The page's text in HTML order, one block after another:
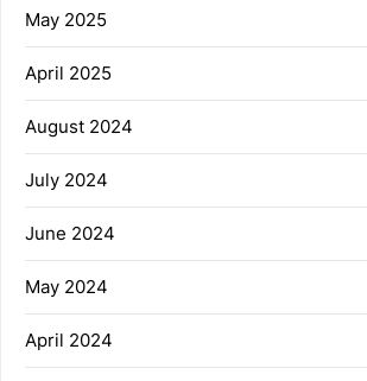
May 2025
April 2025
August 2024
July 2024
June 2024
May 2024
April 2024